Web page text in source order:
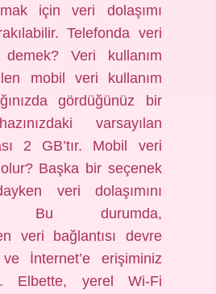
için veri dolaşımı
Telefonda veri
demek? Veri kullanım
mobil veri kullanım
gördüğünüz bir
varsayılan
2 GB’tır. Mobil veri
Başka bir seçenek
veri dolaşımını
Bu durumda,
veri bağlantısı devre
İnternet’e erişiminiz
Elbette, yerel Wi-Fi